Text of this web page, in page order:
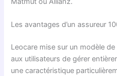
Les avantages d’un assureur
Leocare mise sur un modèle
aux utilisateurs de gérer
une caractéristique